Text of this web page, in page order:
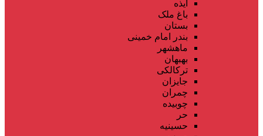
ایذه
باغ ملک
بستان
بندر امام خمینی
ماهشهر
بهبهان
ترکالکی
جایزان
چمران
چوبیده
حر
حسینیه